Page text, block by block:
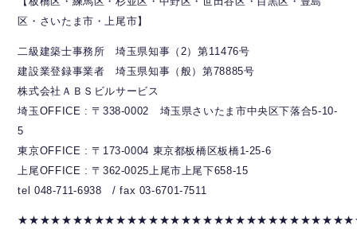
区・さいたま市・上尾市】
二級建築士事務所 埼玉県知事（2）第11476号
建設業登録事業者 埼玉県知事（般）第78885号
株式会社ＡＢＳビルサービス
埼玉OFFICE : 〒338-0002 埼玉県さいたま市中央区下落合5-10-
5
東京OFFICE : 〒173-0004 東京都板橋区板橋1-25-6
上尾OFFICE : 〒362-0025上尾市上尾下658-15
tel 048-711-6938 / fax 03-6701-7511